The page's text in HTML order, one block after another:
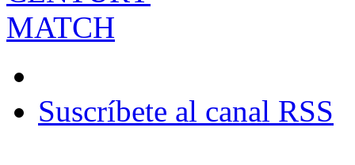
Suscríbete al canal RSS